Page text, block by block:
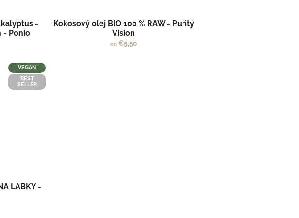
-
- Ponio
Kokosový olej BIO 100 % RAW - Purity
Vision
od€5,50
VEGAN
BEST
SELLER
LABKY -